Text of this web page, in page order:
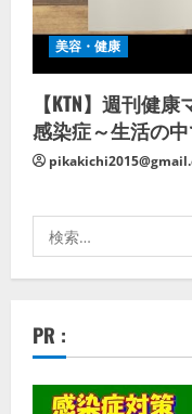
美容・健康
【KTN】週刊健
感染症～生活の
索:
PR :